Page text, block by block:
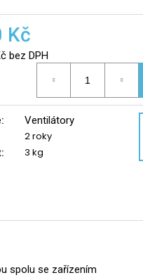
Kč
bez DPH
:
Ventilátory
2 roky
: 3 kg
spolu se zařízením